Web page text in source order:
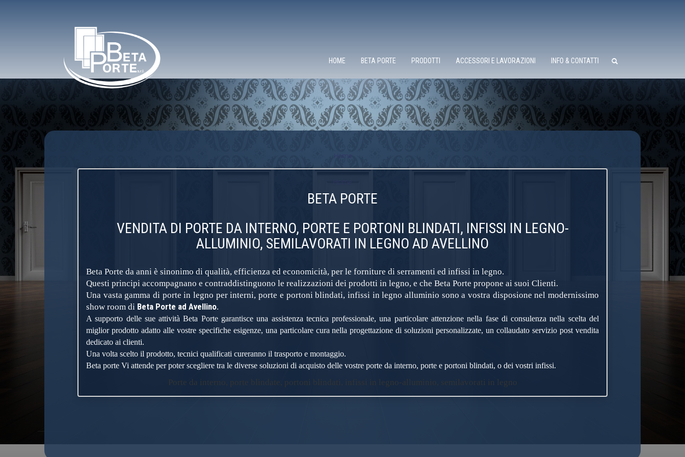
HOME BETA PORTE PRODOTTI ACCESSORI E LAVORAZIONI INFO & CONTATTI
Home
BETA PORTE
VENDITA DI PORTE DA INTERNO, PORTE E PORTONI BLINDATI, INFISSI IN LEGNO-
ALLUMINIO, SEMILAVORATI IN LEGNO AD AVELLINO
Beta Porte da anni è sinonimo di qualità, efficienza ed economicità, per le forniture di serramenti ed infissi in legno.
Questi principi accompagnano e contraddistinguono le realizzazioni dei prodotti in legno, e che Beta Porte propone ai suoi Clienti.
Una vasta gamma di porte in legno per interni, porte e portoni blindati, infissi in legno alluminio sono a vostra disposione nel modernissimo
show room di Beta Porte ad Avellino.
A supporto delle sue attività Beta Porte garantisce una assistenza tecnica professionale, una particolare attenzione nella fase di consulenza nella scelta del
miglior prodotto adatto alle vostre specifiche esigenze, una particolare cura nella progettazione di soluzioni personalizzate, un collaudato servizio post vendita
dedicato ai clienti.
Una volta scelto il prodotto, tecnici qualificati cureranno il trasporto e montaggio.
Beta porte Vi attende per poter scegliere tra le diverse soluzioni di acquisto delle vostre porte da interno, porte e portoni blindati, o dei vostri infissi.
Porte da interno, porte blindate, portoni blindati, infissi in legno-alluminio, semilavorati in legno